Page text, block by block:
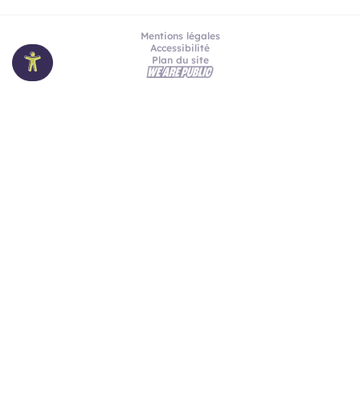
Mentions légales
Accessibilité
Plan du site